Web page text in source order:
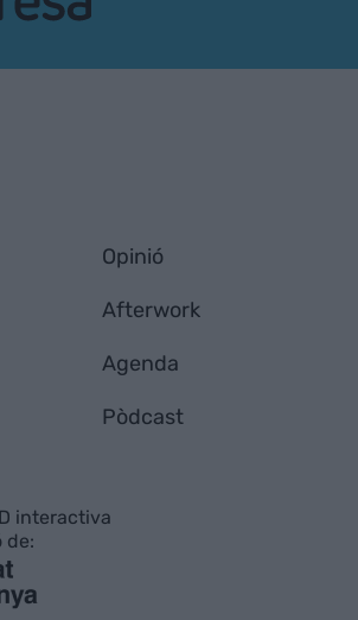
Opinió
Afterwork
Agenda
Pòdcast
interactiva
de: